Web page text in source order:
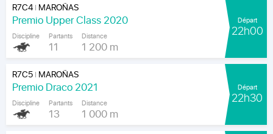
R7C4| MAROÑAS
Premio Upper Class 2020
Discipline Partants
11
Distance
1 200 m
Départ
22h00
R7C5| MAROÑAS
Premio Draco 2021
Discipline Partants
13
Distance
1 000 m
Départ
22h30